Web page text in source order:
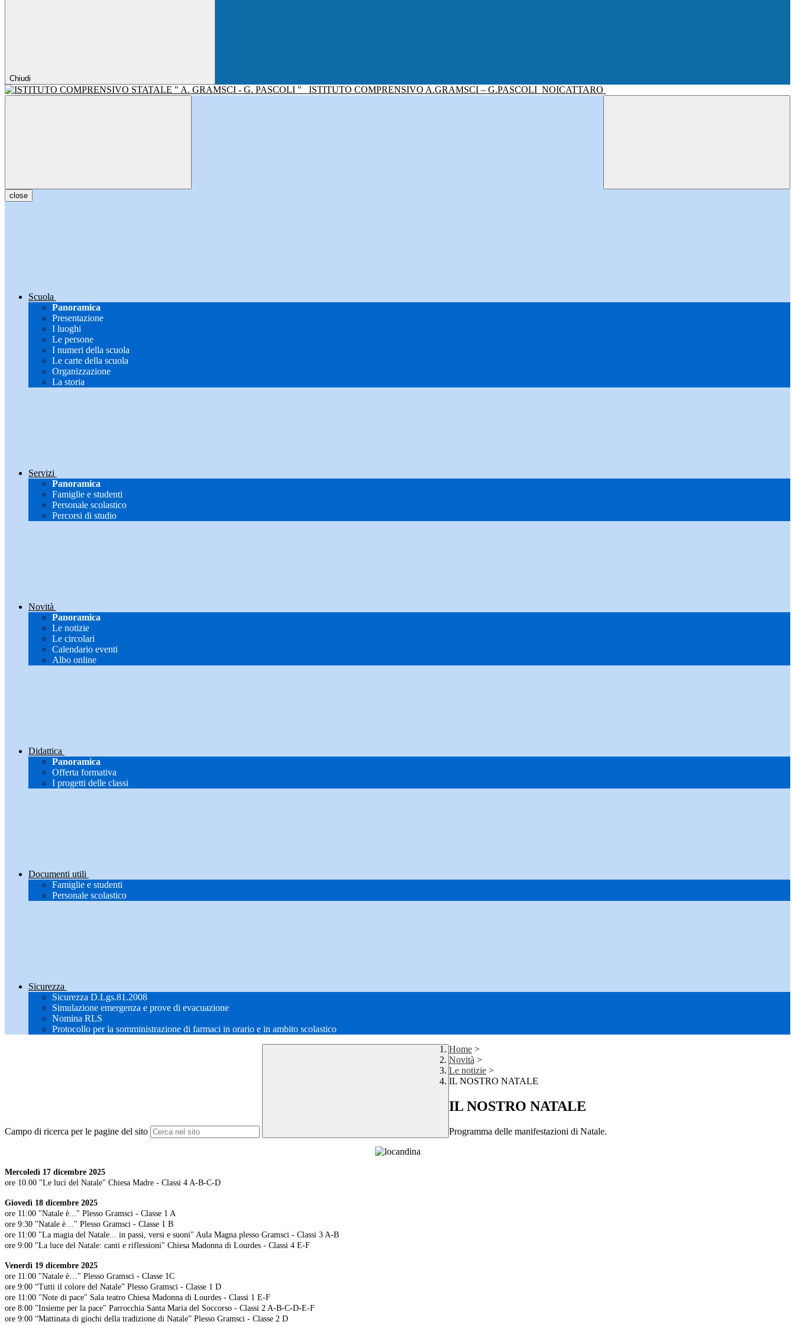
Chiudi
ISTITUTO COMPRENSIVO A.GRAMSCI – G.PASCOLI NOICATTARO
close
Scuola
Panoramica
Presentazione
I luoghi
Le persone
I numeri della scuola
Le carte della scuola
Organizzazione
La storia
Servizi
Panoramica
Famiglie e studenti
Personale scolastico
Percorsi di studio
Novità
Panoramica
Le notizie
Le circolari
Calendario eventi
Albo online
Didattica
Panoramica
Offerta formativa
I progetti delle classi
Documenti utili
Famiglie e studenti
Personale scolastico
Sicurezza
Sicurezza D.Lgs.81.2008
Simulazione emergenza e prove di evacuazione
Nomina RLS
Protocollo per la somministrazione di farmaci in orario e in ambito scolastico
Campo di ricerca per le pagine del sito
Home >
Novità >
Le notizie >
IL NOSTRO NATALE
IL NOSTRO NATALE
Programma delle manifestazioni di Natale.
Mercoledì 17 dicembre 2025
ore 10.00 "Le luci del Natale" Chiesa Madre - Classi 4 A-B-C-D
Giovedì 18 dicembre 2025
ore 11:00 "Natale è..." Plesso Gramsci - Classe 1 A
ore 9:30 "Natale è…" Plesso Gramsci - Classe 1 B
ore 11:00 "La magia del Natale... in passi, versi e suoni" Aula Magna plesso Gramsci - Classi 3 A-B
ore 9:00 "La luce del Natale: canti e riflessioni" Chiesa Madonna di Lourdes - Classi 4 E-F
Venerdì 19 dicembre 2025
ore 11:00 "Natale è…" Plesso Gramsci - Classe 1C
ore 9:00 “Tutti il colore del Natale” Plesso Gramsci - Classe 1 D
ore 11:00 "Note di pace" Sala teatro Chiesa Madonna di Lourdes - Classi 1 E-F
ore 8:00 "Insieme per la pace" Parrocchia Santa Maria del Soccorso - Classi 2 A-B-C-D-E-F
ore 9:00 “Mattinata di giochi della tradizione di Natale” Plesso Gramsci - Classe 2 D